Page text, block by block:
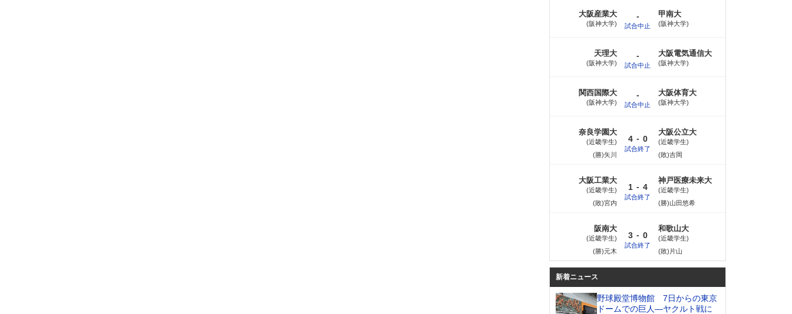
大阪産業大
阪神大学
-
試合中止
甲南大
阪神大学
天理大
阪神大学
-
試合中止
大阪電気通信大
阪神大学
関西国際大
阪神大学
-
試合中止
大阪体育大
阪神大学
奈良学園大
近畿学生
(勝)矢川
4 - 0
試合終了
大阪公立大
近畿学生
(敗)吉岡
大阪工業大
近畿学生
(敗)宮内
1 - 4
試合終了
神戸医療未来大
近畿学生
(勝)山田悠希
阪南大
近畿学生
(勝)元木
3 - 0
試合終了
和歌山大
近畿学生
(敗)片山
新着ニュース
野球殿堂博物館 7日からの東京
ドームでの巨人―ヤクルト戦に